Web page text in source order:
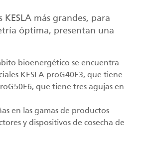
más grandes, para
óptima, presentan una
bioenergético se encuentra
KESLA proG40E3, que tiene
que tiene tres agujas en
en las gamas de productos
y dispositivos de cosecha de